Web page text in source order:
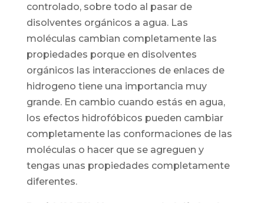
controlado, sobre todo al pasar de
disolventes orgánicos a agua. Las
moléculas cambian completamente las
propiedades porque en disolventes
orgánicos las interacciones de enlaces de
hidrogeno tiene una importancia muy
grande. En cambio cuando estás en agua,
los efectos hidrofóbicos pueden cambiar
completamente las conformaciones de las
moléculas o hacer que se agreguen y
tengas unas propiedades completamente
diferentes.